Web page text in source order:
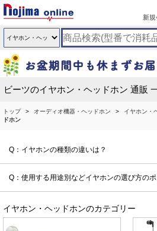
新
ビーツのイヤホン・ヘッドホン 通販
トップ オーディオ機器・ヘッドホン イヤホン・
ドホン
Q：イヤホンの種類の違いは？
Q：使用する用途別などイヤホンの選び方のポ
イヤホン・ヘッドホンのカテゴリー